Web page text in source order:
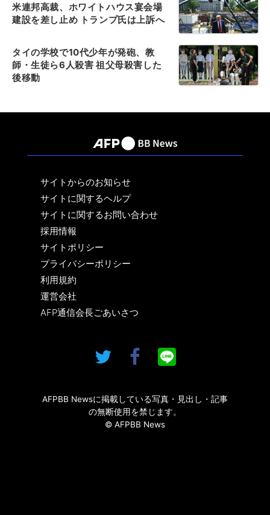
米連邦高裁、ホワイトハウス宴会場
建設を差し止め トランプ氏は上訴へ
タイの学校で10代少年が発砲、教
師・生徒ら6人殺害 祖父母殺害した
後移動
サイトからのお知らせ
サイトに関するヘルプ
サイトに関するお問い合わせ
採用情報
サイトポリシー
プライバシーポリシー
利用規約
運営会社
AFP通信会長ごあいさつ
AFPBB Newsに掲載している写真・見出し・記事
の無断使用を禁じます。
© AFPBB News